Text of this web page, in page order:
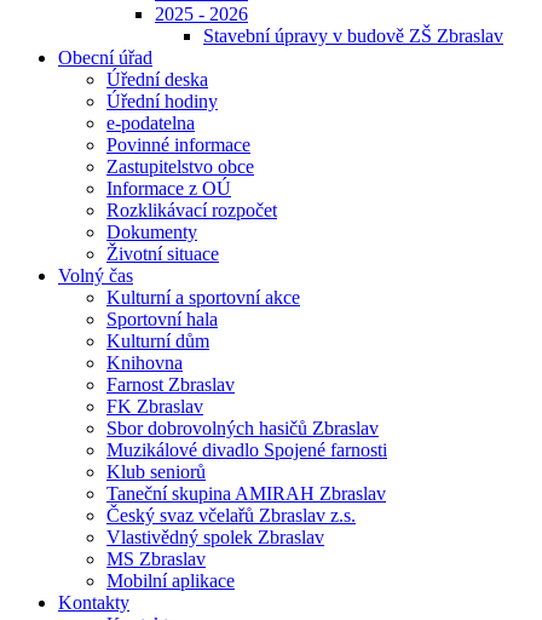
2025 - 2026
Stavební úpravy v budově ZŠ Zbraslav
Obecní úřad
Úřední deska
Úřední hodiny
e-podatelna
Povinné informace
Zastupitelstvo obce
Informace z OÚ
Rozklikávací rozpočet
Dokumenty
Životní situace
Volný čas
Kulturní a sportovní akce
Sportovní hala
Kulturní dům
Knihovna
Farnost Zbraslav
FK Zbraslav
Sbor dobrovolných hasičů Zbraslav
Muzikálové divadlo Spojené farnosti
Klub seniorů
Taneční skupina AMIRAH Zbraslav
Český svaz včelařů Zbraslav z.s.
Vlastivědný spolek Zbraslav
MS Zbraslav
Mobilní aplikace
Kontakty